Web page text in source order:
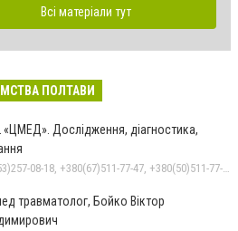
Всі матеріали тут
ПОЛТАВИ
Дослідження, діагностика,
травматолог, Бойко Віктор